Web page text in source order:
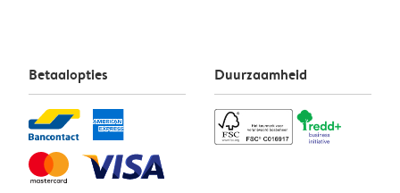
Betaalopties Duurzaamheid